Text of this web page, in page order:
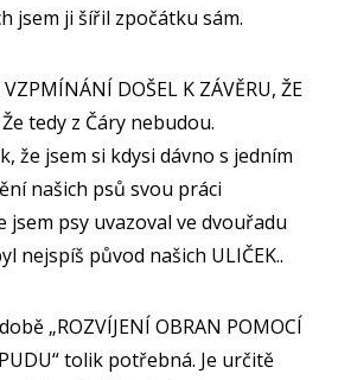
jsem ji šířil zpočátku sám.
VZPMÍNÁNÍ DOŠEL K ZÁVĚRU, ŽE
tedy z Čáry nebudou.
že jsem si kdysi dávno s jedním
našich psů svou práci
jsem psy uvazoval ve dvouřadu
nejspíš původ našich ULIČEK..
„ROZVÍJENÍ OBRAN POMOCÍ
tolik potřebná. Je určitě